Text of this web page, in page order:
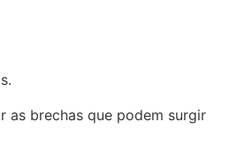
as brechas que podem surgir